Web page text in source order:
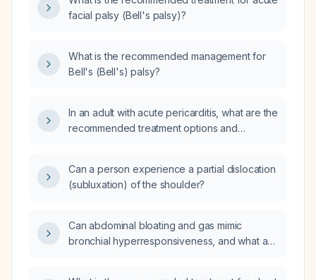
facial palsy (Bell's palsy)?
What is the recommended management for
Bell's (Bell's) palsy?
In an adult with acute pericarditis, what are the
recommended treatment options and
Can a person experience a partial dislocation
(subluxation) of the shoulder?
Can abdominal bloating and gas mimic
bronchial hyperresponsiveness, and what are